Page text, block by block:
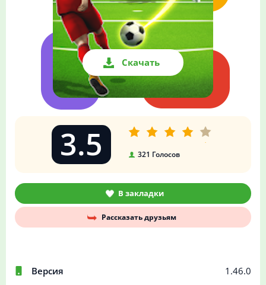
Скачать
Версия
1.46.0
3.5 321 Голосов
В закладки
Рассказать друзьям